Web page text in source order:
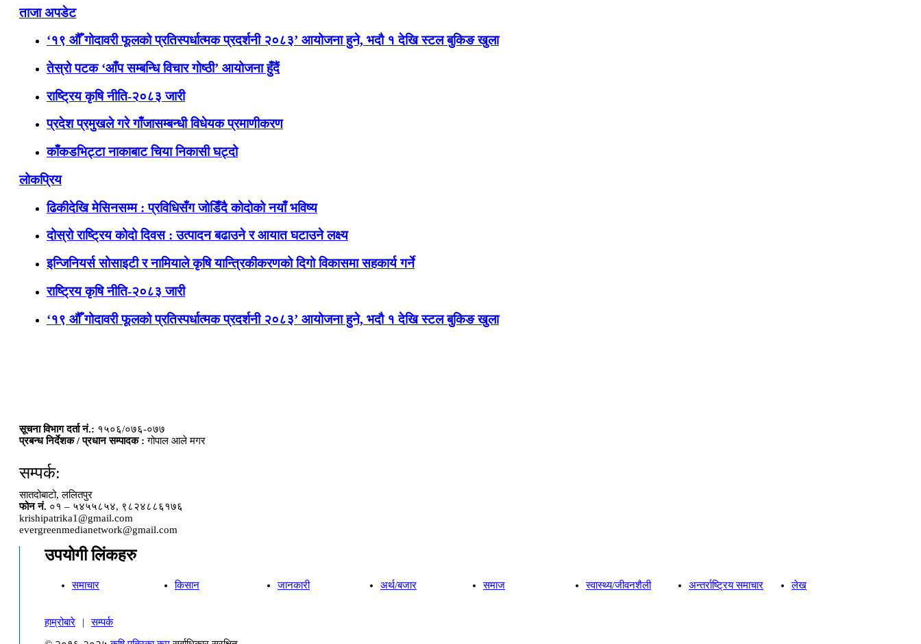
ताजा अपडेट
‘१९ औँ गोदावरी फूलको प्रतिस्पर्धात्मक प्रदर्शनी २०८३’ आयोजना हुने, भदौ १ देखि स्टल बुकिङ खुला
तेस्रो पटक ‘आँप सम्बन्धि विचार गोष्ठी’ आयोजना हुँदैं
राष्ट्रिय कृषि नीति-२०८३ जारी
प्रदेश प्रमुखले गरे गाँजासम्बन्धी विधेयक प्रमाणीकरण
काँकडभिट्टा नाकाबाट चिया निकासी घट्दो
लोकप्रिय
ढिकीदेखि मेसिनसम्म : प्रविधिसँग जोडिँदै कोदोको नयाँ भविष्य
दोस्रो राष्ट्रिय कोदो दिवस : उत्पादन बढाउने र आयात घटाउने लक्ष्य
इन्जिनियर्स सोसाइटी र नामियाले कृषि यान्त्रिकीकरणको दिगो विकासमा सहकार्य गर्ने
राष्ट्रिय कृषि नीति-२०८३ जारी
‘१९ औँ गोदावरी फूलको प्रतिस्पर्धात्मक प्रदर्शनी २०८३’ आयोजना हुने, भदौ १ देखि स्टल बुकिङ खुला
सूचना विभाग दर्ता नं.: १५०६/०७६-०७७
प्रबन्ध निर्देशक / प्रधान सम्पादक : गोपाल आले मगर
सम्पर्क:
सातदोबाटो, ललितपुर
फोन नं. ०१ – ५४५५८५४, ९८२४८८६१७६
krishipatrika1@gmail.com
evergreenmedianetwork@gmail.com
उपयोगी लिंकहरु
समाचार किसान जानकारी अर्थ/बजार समाज स्वास्थ्य/जीवनशैली अन्तर्राष्ट्रिय समाचार लेख
हाम्रोबारे |
सम्पर्क